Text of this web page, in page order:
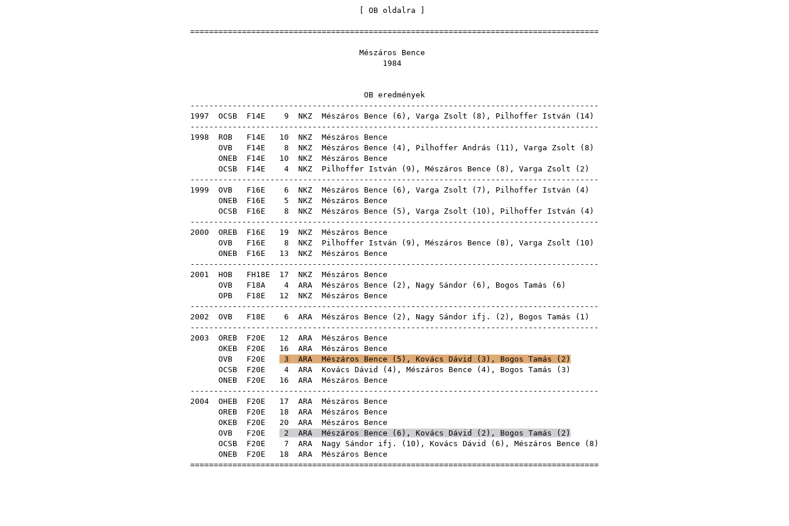
OB oldalra
=======================================================================================
Mészáros Bence
1984
OB eredmények
---------------------------------------------------------------------------------------
1997 OCSB F14E 9 NKZ Mészáros Bence ( 6 ), Varga Zsolt ( 8 ), Pilhoffer István ( 14)
---------------------------------------------------------------------------------------
1998 ROB F14E 10 NKZ Mészáros Bence
OVB F14E 8 NKZ Mészáros Bence ( 4), Pilhoffer András ( 11 ), Varga Zsolt ( 8 )
ONEB F14E 10 NKZ Mészáros Bence
OCSB F14E 4 NKZ Pilhoffer István ( 9 ), Mészáros Bence ( 8 ), Varga Zsolt ( 2 )
---------------------------------------------------------------------------------------
1999 OVB F16E 6 NKZ Mészáros Bence ( 6 ), Varga Zsolt ( 7 ), Pilhoffer István ( 4)
ONEB F16E 5 NKZ Mészáros Bence
OCSB F16E 8 NKZ Mészáros Bence ( 5 ), Varga Zsolt ( 10 ), Pilhoffer István ( 4)
---------------------------------------------------------------------------------------
2000 OREB F16E 19 NKZ Mészáros Bence
OVB F16E 8 NKZ Pilhoffer István ( 9 ), Mészáros Bence ( 8 ), Varga Zsolt ( 10 )
ONEB F16E 13 NKZ Mészáros Bence
---------------------------------------------------------------------------------------
2001 HOB FH18E 17 NKZ Mészáros Bence
OVB F18A 4 ARA Mészáros Bence ( 2 ), Nagy Sándor ( 6 ), Bogos Tamás ( 6 )
OPB F18E 12 NKZ Mészáros Bence
---------------------------------------------------------------------------------------
2002 OVB F18E 6 ARA Mészáros Bence ( 2 ), Nagy Sándor ifj. ( 2 ), Bogos Tamás ( 1 )
---------------------------------------------------------------------------------------
2003 OREB F20E 12 ARA Mészáros Bence
OKEB F20E 16 ARA Mészáros Bence
OVB F20E 3 ARA Mészáros Bence ( 5 ), Kovács Dávid ( 3 ), Bogos Tamás ( 2 )
OCSB F20E 4 ARA Kovács Dávid ( 4), Mészáros Bence ( 4), Bogos Tamás ( 3 )
ONEB F20E 16 ARA Mészáros Bence
---------------------------------------------------------------------------------------
2004 OHEB F20E 17 ARA Mészáros Bence
OREB F20E 18 ARA Mészáros Bence
OKEB F20E 20 ARA Mészáros Bence
OVB F20E 2 ARA Mészáros Bence ( 6 ), Kovács Dávid ( 2 ), Bogos Tamás ( 2 )
OCSB F20E 7 ARA Nagy Sándor ifj. ( 10 ), Kovács Dávid ( 6 ), Mészáros Bence ( 8 )
ONEB F20E 18 ARA Mészáros Bence
=======================================================================================